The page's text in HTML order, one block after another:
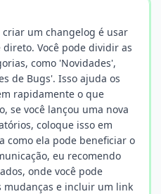
um changelog é usar
Você pode dividir as
como 'Novidades',
de Bugs'. Isso ajuda os
rapidamente o que
se você lançou uma nova
coloque isso em
como ela pode beneficiar o
eu recomendo
onde você pode
mudanças e incluir um link